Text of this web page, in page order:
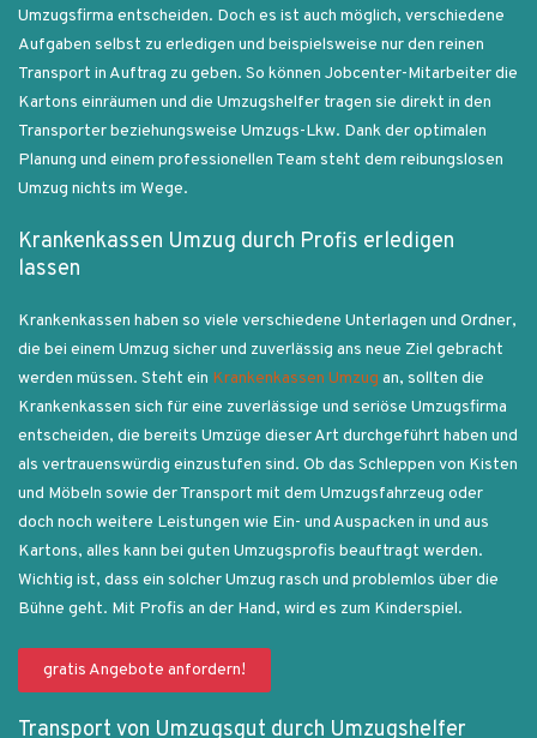
Umzugsfirma entscheiden. Doch es ist auch möglich, verschiedene
Aufgaben selbst zu erledigen und beispielsweise nur den reinen
Transport in Auftrag zu geben. So können Jobcenter-Mitarbeiter die
Kartons einräumen und die Umzugshelfer tragen sie direkt in den
Transporter beziehungsweise Umzugs-Lkw. Dank der optimalen
Planung und einem professionellen Team steht dem reibungslosen
Umzug nichts im Wege.
Krankenkassen Umzug durch Profis erledigen
lassen
Krankenkassen haben so viele verschiedene Unterlagen und Ordner,
die bei einem Umzug sicher und zuverlässig ans neue Ziel gebracht
werden müssen. Steht ein Krankenkassen Umzug an, sollten die
Krankenkassen sich für eine zuverlässige und seriöse Umzugsfirma
entscheiden, die bereits Umzüge dieser Art durchgeführt haben und
als vertrauenswürdig einzustufen sind. Ob das Schleppen von Kisten
und Möbeln sowie der Transport mit dem Umzugsfahrzeug oder
doch noch weitere Leistungen wie Ein- und Auspacken in und aus
Kartons, alles kann bei guten Umzugsprofis beauftragt werden.
Wichtig ist, dass ein solcher Umzug rasch und problemlos über die
Bühne geht. Mit Profis an der Hand, wird es zum Kinderspiel.
gratis Angebote anfordern!
Transport von Umzugsgut durch Umzugshelfer